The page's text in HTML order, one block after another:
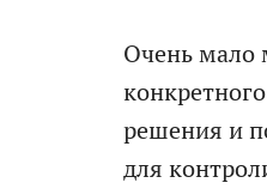
Очень мало
решения и
для